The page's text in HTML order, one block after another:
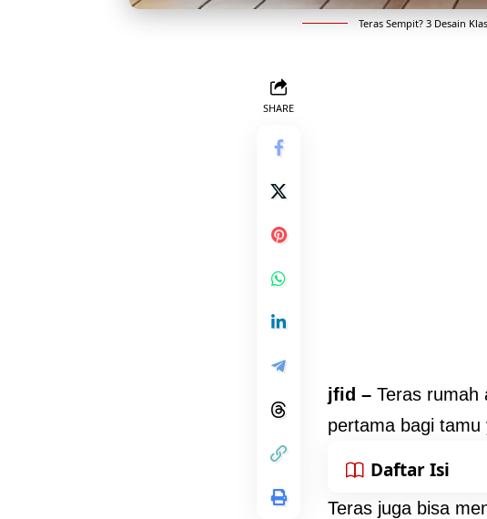
Teras Sempit? 3 Desain
SHARE
jfid – Teras rumah
pertama bagi tamu
Daftar Isi
Teras juga bisa